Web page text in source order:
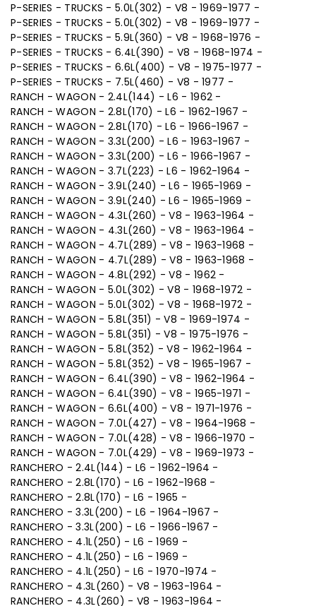
P-SERIES - TRUCKS - 5.0L(302) - V8 - 1969-1977 -
P-SERIES - TRUCKS - 5.0L(302) - V8 - 1969-1977 -
P-SERIES - TRUCKS - 5.9L(360) - V8 - 1968-1976 -
P-SERIES - TRUCKS - 6.4L(390) - V8 - 1968-1974 -
P-SERIES - TRUCKS - 6.6L(400) - V8 - 1975-1977 -
P-SERIES - TRUCKS - 7.5L(460) - V8 - 1977 -
RANCH - WAGON - 2.4L(144) - L6 - 1962 -
RANCH - WAGON - 2.8L(170) - L6 - 1962-1967 -
RANCH - WAGON - 2.8L(170) - L6 - 1966-1967 -
RANCH - WAGON - 3.3L(200) - L6 - 1963-1967 -
RANCH - WAGON - 3.3L(200) - L6 - 1966-1967 -
RANCH - WAGON - 3.7L(223) - L6 - 1962-1964 -
RANCH - WAGON - 3.9L(240) - L6 - 1965-1969 -
RANCH - WAGON - 3.9L(240) - L6 - 1965-1969 -
RANCH - WAGON - 4.3L(260) - V8 - 1963-1964 -
RANCH - WAGON - 4.3L(260) - V8 - 1963-1964 -
RANCH - WAGON - 4.7L(289) - V8 - 1963-1968 -
RANCH - WAGON - 4.7L(289) - V8 - 1963-1968 -
RANCH - WAGON - 4.8L(292) - V8 - 1962 -
RANCH - WAGON - 5.0L(302) - V8 - 1968-1972 -
RANCH - WAGON - 5.0L(302) - V8 - 1968-1972 -
RANCH - WAGON - 5.8L(351) - V8 - 1969-1974 -
RANCH - WAGON - 5.8L(351) - V8 - 1975-1976 -
RANCH - WAGON - 5.8L(352) - V8 - 1962-1964 -
RANCH - WAGON - 5.8L(352) - V8 - 1965-1967 -
RANCH - WAGON - 6.4L(390) - V8 - 1962-1964 -
RANCH - WAGON - 6.4L(390) - V8 - 1965-1971 -
RANCH - WAGON - 6.6L(400) - V8 - 1971-1976 -
RANCH - WAGON - 7.0L(427) - V8 - 1964-1968 -
RANCH - WAGON - 7.0L(428) - V8 - 1966-1970 -
RANCH - WAGON - 7.0L(429) - V8 - 1969-1973 -
RANCHERO - 2.4L(144) - L6 - 1962-1964 -
RANCHERO - 2.8L(170) - L6 - 1962-1968 -
RANCHERO - 2.8L(170) - L6 - 1965 -
RANCHERO - 3.3L(200) - L6 - 1964-1967 -
RANCHERO - 3.3L(200) - L6 - 1966-1967 -
RANCHERO - 4.1L(250) - L6 - 1969 -
RANCHERO - 4.1L(250) - L6 - 1969 -
RANCHERO - 4.1L(250) - L6 - 1970-1974 -
RANCHERO - 4.3L(260) - V8 - 1963-1964 -
RANCHERO - 4.3L(260) - V8 - 1963-1964 -